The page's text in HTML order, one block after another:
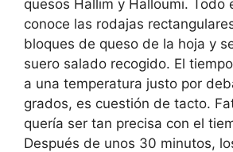
quesos Hallim y Halloumi. Todo
conoce las rodajas
bloques de queso de la hoja y
suero salado recogido. El
a una temperatura justo por
grados, es cuestión de tacto.
quería ser tan precisa con el
Después de unos 30 minutos,